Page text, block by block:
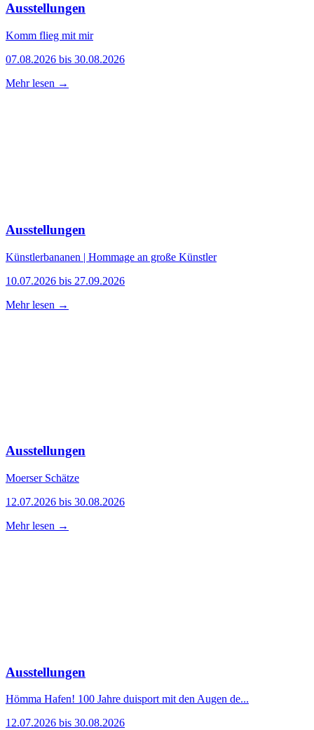
Ausstellungen
Komm flieg mit mir
07.08.2026 bis 30.08.2026
Mehr lesen →
Ausstellungen
Künstlerbananen | Hommage an große Künstler
10.07.2026 bis 27.09.2026
Mehr lesen →
Ausstellungen
Moerser Schätze
12.07.2026 bis 30.08.2026
Mehr lesen →
Ausstellungen
Hömma Hafen! 100 Jahre duisport mit den Augen de...
12.07.2026 bis 30.08.2026